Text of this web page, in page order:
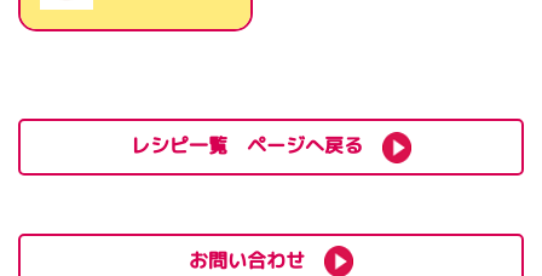
レシピ一覧 ページへ戻る
お問い合わせ